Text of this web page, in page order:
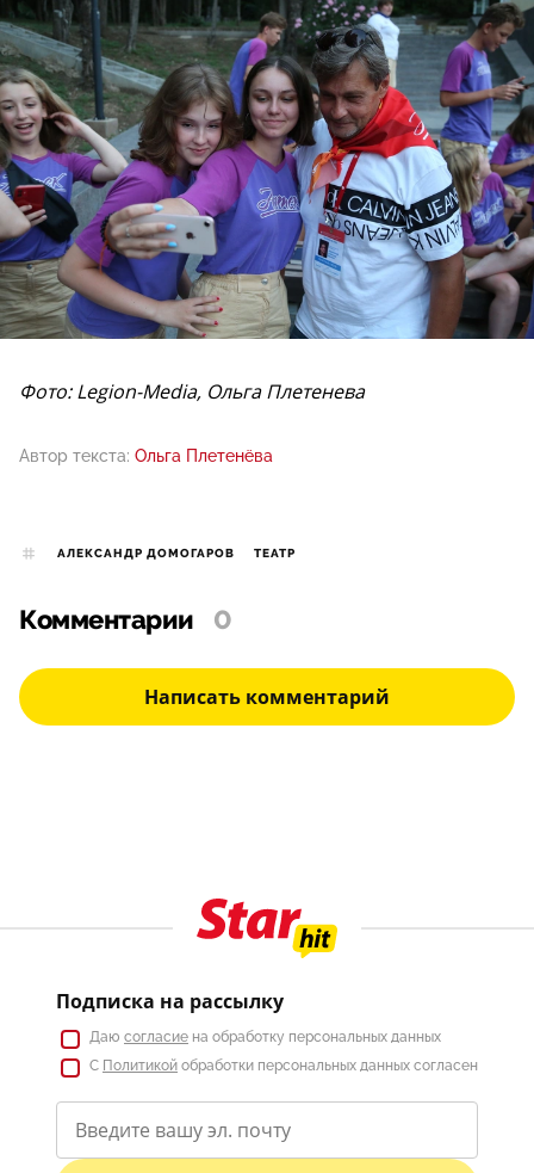
Фото: Legion-Media, Ольга Плетенева
Автор текста: Ольга Плетенёва
АЛЕКСАНДР ДОМОГАРОВ ТЕАТР
Комментарии 0
Написать комментарий
Подписка на рассылку
Даю согласие на обработку персональных данных
С Политикой обработки персональных данных согласен